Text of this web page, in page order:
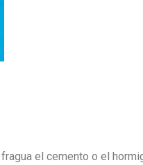
el cemento o el